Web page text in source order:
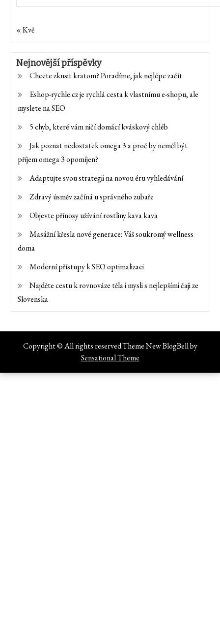
« Kvě
Nejnovější příspěvky
Chcete zkusit kratom? Poradíme, jak nejlépe začít
Eshop-rychle.cz je rychlá cesta k vlastnímu e-shopu, ale
myslete na SEO
5 chyb, které vám ničí domácí kváskový chléb
Jak poznat nedostatek omega 3 a proč by neměl být
příjem omega 3 opomíjen?
Adaptujte svou strategii na novou éru vyhledávání
Zdravý úsměv začíná u správného zubaře
Objevte přínosy užívání rostliny kava kava
Masážní křesla nové generace: Váš soukromý wellness
doma
Moderní přístupy k SEO optimalizaci
Najděte cestu k rovnováze těla i mysli s nejlepšími čaji ze
Slovenska
Copyright © All rights reserved.Theme New BlogBell by
Sensational Theme